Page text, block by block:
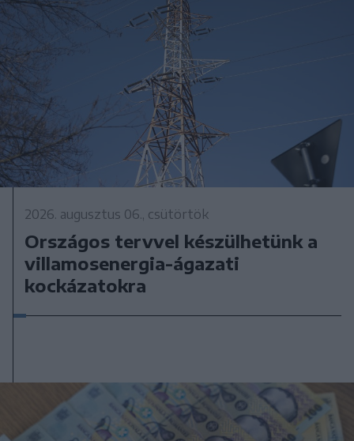
2026. augusztus 06., csütörtök
Országos tervvel készülhetünk a
villamosenergia-ágazati
kockázatokra